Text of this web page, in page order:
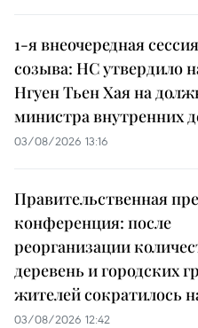
1-я внеочередная
созыва: НС утвердило
Нгуен Тьен Хая на
министра внутренних
03/08/2026 13:16
Правительственная
конференция: после
реорганизации
деревень и городских
жителей сократилось
03/08/2026 12:42